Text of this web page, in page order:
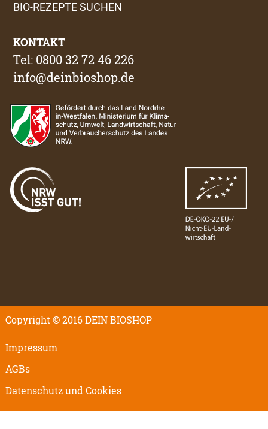
BIO-REZEPTE SUCHEN
KONTAKT
Tel: 0800 32 72 46 226
info@deinbioshop.de
Copyright © 2016 DEIN BIOSHOP
Impressum
AGBs
Datenschutz und Cookies